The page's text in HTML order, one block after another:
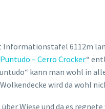
Informationstafel 6112m
Puntudo – Cerro Crocker“
kann man wohl in
wird da wohl
Wiese und da es